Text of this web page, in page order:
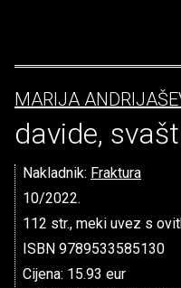
MARIJA
davide,
Nakladnik: Fraktura
10/2022.
112 str., meki uvez s
ISBN 9789533585130
Cijena: 15.93 eur